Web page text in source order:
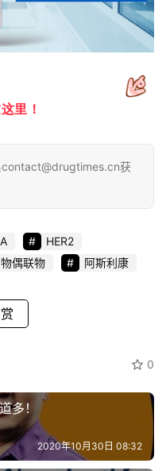
里！
contact@drugtimes.cn获
HER2
偶联物 阿斯利康
0
多！
2020年10月30日 08:32